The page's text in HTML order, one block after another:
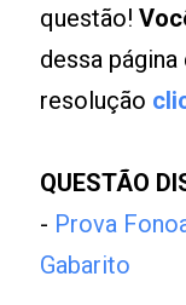
questão!
dessa página
resolução
QUESTÃO
- Prova
Gabarito